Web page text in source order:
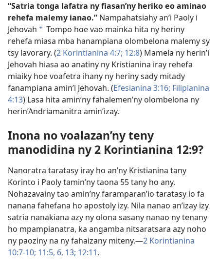
“Satria tonga lafatra ny fiasan’ny heriko eo aminao
rehefa malemy ianao.” Nampahatsiahy an’i Paoly i
Jehovah a Tompo hoe vao mainka hita ny heriny
rehefa miasa mba hanampiana olombelona malemy sy
tsy lavorary. (2 Korintianina 4:7; 12:8) Mamela ny herin’i
Jehovah hiasa ao anatiny ny Kristianina iray rehefa
miaiky hoe voafetra ihany ny heriny sady mitady
fanampiana amin’i Jehovah. (Efesianina 3:16; Filipianina
4:13) Lasa hita amin’ny fahalemen’ny olombelona ny
herin’Andriamanitra amin’izay.
Inona no voalazan’ny teny
manodidina ny 2 Korintianina 12:9?
Nanoratra taratasy iray ho an’ny Kristianina tany
Korinto i Paoly tamin’ny taona 55 tany ho any.
Nohazavainy tao amin’ny faramparan’io taratasy io fa
nanana fahefana ho apostoly izy. Nila nanao an’izay izy
satria nanakiana azy ny olona sasany nanao ny tenany
ho mpampianatra, ka angamba nitsaratsara azy noho
ny paoziny na ny fahaizany miteny.​—2 Korintianina
10:7-10; 11:5, 6, 13; 12:11.